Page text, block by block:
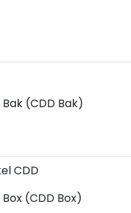
(CDD Bak)
(CDD Box)